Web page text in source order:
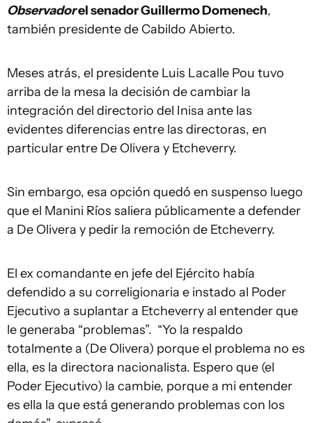
Observadorel senador Guillermo Domenech,
también presidente de Cabildo Abierto.
Meses atrás, el presidente Luis Lacalle Pou tuvo
arriba de la mesa la decisión de cambiar la
integración del directorio del Inisa ante las
evidentes diferencias entre las directoras, en
particular entre De Olivera y Etcheverry.
Sin embargo, esa opción quedó en suspenso luego
que el Manini Ríos saliera públicamente a defender
a De Olivera y pedir la remoción de Etcheverry.
El ex comandante en jefe del Ejército había
defendido a su correligionaria e instado al Poder
Ejecutivo a suplantar a Etcheverry al entender que
le generaba “problemas”. “Yo la respaldo
totalmente a (De Olivera) porque el problema no es
ella, es la directora nacionalista. Espero que (el
Poder Ejecutivo) la cambie, porque a mi entender
es ella la que está generando problemas con los